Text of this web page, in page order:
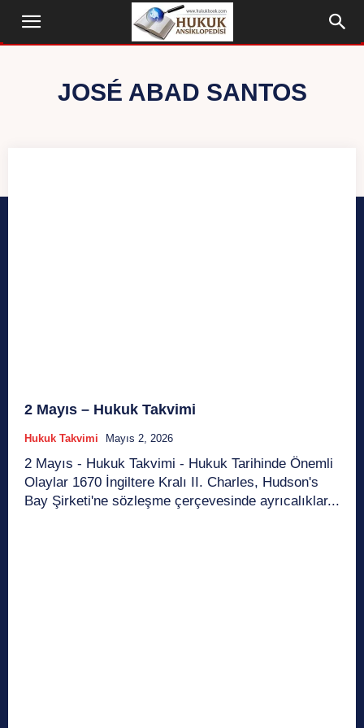
JOSÉ ABAD SANTOS
2 Mayıs – Hukuk Takvimi
Hukuk Takvimi Mayıs 2, 2026
2 Mayıs - Hukuk Takvimi - Hukuk Tarihinde Önemli
Olaylar 1670 İngiltere Kralı II. Charles, Hudson's
Bay Şirketi'ne sözleşme çerçevesinde ayrıcalıklar...